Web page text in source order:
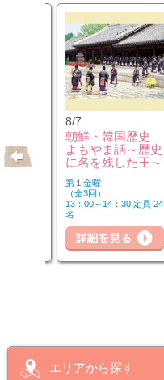
8/7
朝鮮・韓国歴史
よもやま話～歴史
に名を残した王～
第１金曜
（全3回）
13：00～14：30 定員 24
名
エリアから探す